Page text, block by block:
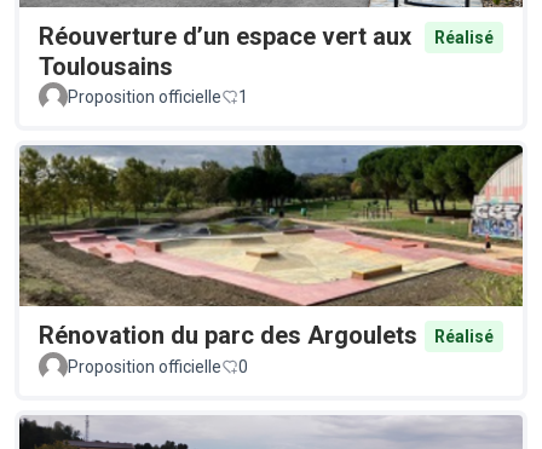
Réouverture d’un espace vert aux
Toulousains
Réalisé
Proposition officielle 1
Rénovation du parc des Argoulets
Réalisé
Proposition officielle
0